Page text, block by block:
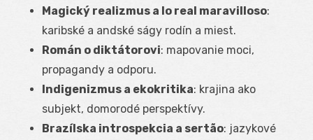
Magický realizmus a lo real maravilloso:
karibské a andské ságy rodín a miest.
Román o diktátorovi: mapovanie moci,
propagandy a odporu.
Indigenizmus a ekokritika: krajina ako
subjekt, domorodé perspektívy.
Brazílska introspekcia a sertão: jazykové